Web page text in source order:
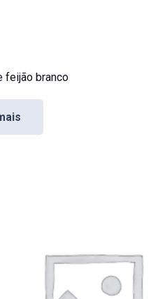
feijão branco